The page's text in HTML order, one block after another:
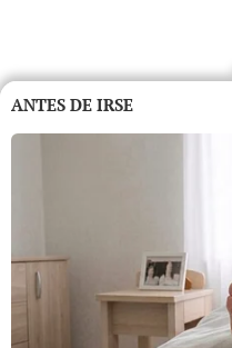
ANTES DE IRSE